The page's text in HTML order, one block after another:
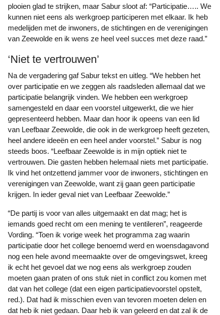
plooien glad te strijken, maar Sabur sloot af: “Participatie….. We
kunnen niet eens als werkgroep participeren met elkaar. Ik heb
medelijden met de inwoners, de stichtingen en de verenigingen
van Zeewolde en ik wens ze heel veel succes met deze raad.”
‘Niet te vertrouwen’
Na de vergadering gaf Sabur tekst en uitleg. “We hebben het
over participatie en we zeggen als raadsleden allemaal dat we
participatie belangrijk vinden. We hebben een werkgroep
samengesteld en daar een voorstel uitgewerkt, die we hier
gepresenteerd hebben. Maar dan hoor ik opeens van een lid
van Leefbaar Zeewolde, die ook in de werkgroep heeft gezeten,
heel andere ideeën en een heel ander voorstel.” Sabur is nog
steeds boos. “Leefbaar Zeewolde is in mijn optiek niet te
vertrouwen. Die gasten hebben helemaal niets met participatie.
Ik vind het ontzettend jammer voor de inwoners, stichtingen en
verenigingen van Zeewolde, want zij gaan geen participatie
krijgen. In ieder geval niet van Leefbaar Zeewolde.”
“De partij is voor van alles uitgemaakt en dat mag; het is
iemands goed recht om een mening te ventileren”, reageerde
Vording. “Toen ik vorige week het programma zag waarin
participatie door het college benoemd werd en woensdagavond
nog een hele avond meemaakte over de omgevingswet, kreeg
ik echt het gevoel dat we nog eens als werkgroep zouden
moeten gaan praten of ons stuk niet in conflict zou komen met
dat van het college (dat een eigen participatievoorstel opstelt,
red.). Dat had ik misschien even van tevoren moeten delen en
dat heb ik niet gedaan. Daar heb ik van geleerd en dat zal ik de